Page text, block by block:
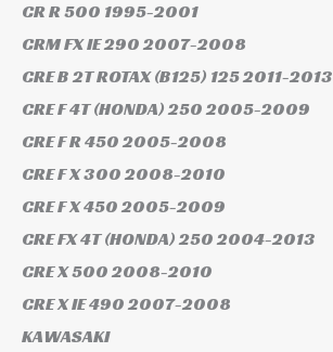
CR R 500 1995-2001
CRM FX IE 2902007-2008
CRE B 2T ROTAX (B125) 1252011-2013
CRE F 4T (HONDA) 2502005-2009
CRE F R 4502005-2008
CRE F X 3002008-2010
CRE F X 4502005-2009
CRE FX 4T (HONDA) 2502004-2013
CRE X 5002008-2010
CRE X IE 4902007-2008
KAWASAKI